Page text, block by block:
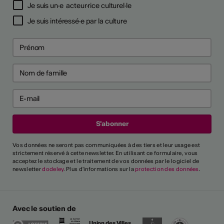
Je suis un·e acteur·rice culturel·le
Je suis intéressé·e par la culture
Vos données ne seront pas communiquées à des tiers et leur usage est
strictement réservé à cette newsletter. En utilisant ce formulaire, vous
acceptez le stockage et le traitement de vos données par le logiciel de
newsletterdodeley. Plus d'informations sur la protection des données.
Avec le soutien de